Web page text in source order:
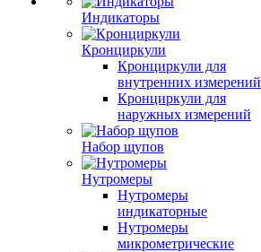
Индикаторы
Кронциркули
Кронциркули для
внутренних измерений
Кронциркули для
наружных измерений
Набор щупов
Нутромеры
Нутромеры
индикаторные
Нутромеры
микрометрические